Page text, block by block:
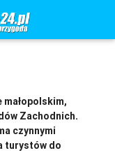
Zachodnich.
czynnymi
turystów do